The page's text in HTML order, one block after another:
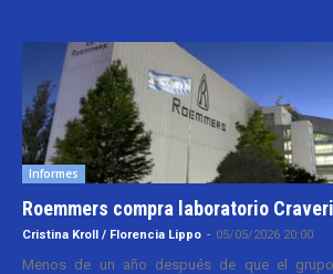
Informes
Roemmers compra laboratorio Craveri
Cristina Kroll / Florencia Lippo - 05/05/2026 20:00
Menos de un año después de que el